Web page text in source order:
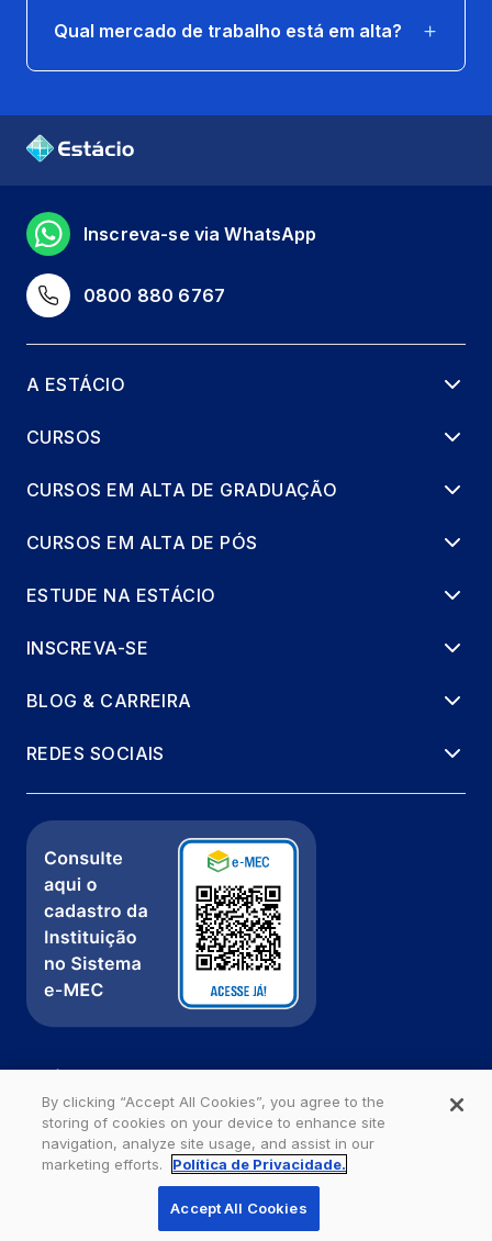
Qual mercado de trabalho está em alta?
0800 880 6767
Inscreva-se via WhatsApp
A ESTÁCIO
CURSOS
CURSOS EM ALTA DE GRADUAÇÃO
CURSOS EM ALTA DE PÓS
ESTUDE NA ESTÁCIO
INSCREVA-SE
BLOG & CARREIRA
REDES SOCIAIS
Política de Privacidade
Fale com a gente
Ouvidoria
Estácio - Todos os direitos reservados
By clicking “Accept All Cookies”, you agree to the
storing of cookies on your device to enhance site
navigation, analyze site usage, and assist in our
marketing efforts.
Política de Privacidade.
Accept All Cookies